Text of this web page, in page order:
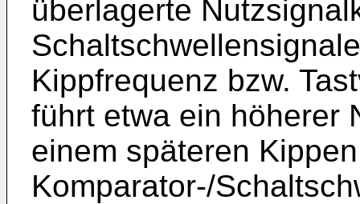
überlagerte
Kippfrequenz bzw.
führt etwa ein höherer
einem späteren
Komparator-/